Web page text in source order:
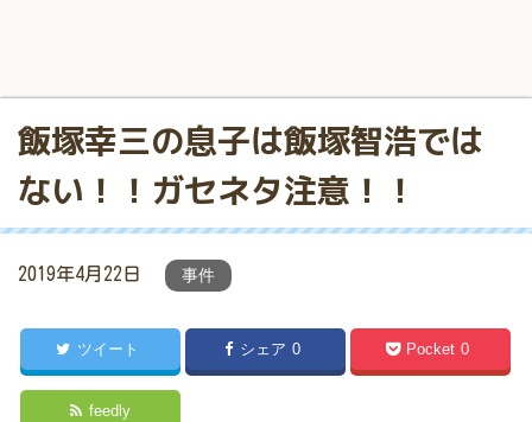
飯塚幸三の息子は飯塚智浩では
ない！！ガセネタ注意！！
2019年4月22日 事件
ツイート シェア 0 Pocket 0
feedly